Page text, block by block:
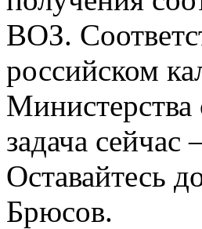
ВОЗ.
российском
Министерства
задача
Оставайтесь
Брюсов.